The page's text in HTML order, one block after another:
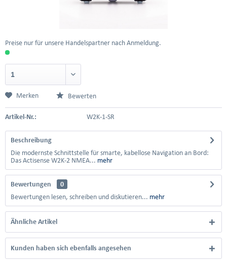
Preise nur für unsere Handelspartner nach Anmeldung.
Merken Bewerten
Artikel-Nr.: W2K-1-SR
Beschreibung
Die modernste Schnittstelle für smarte, kabellose Navigation an Bord:
Das Actisense W2K-2 NMEA... mehr
Bewertungen
0
Bewertungen lesen, schreiben und diskutieren... mehr
Ähnliche Artikel
Kunden haben sich ebenfalls angesehen